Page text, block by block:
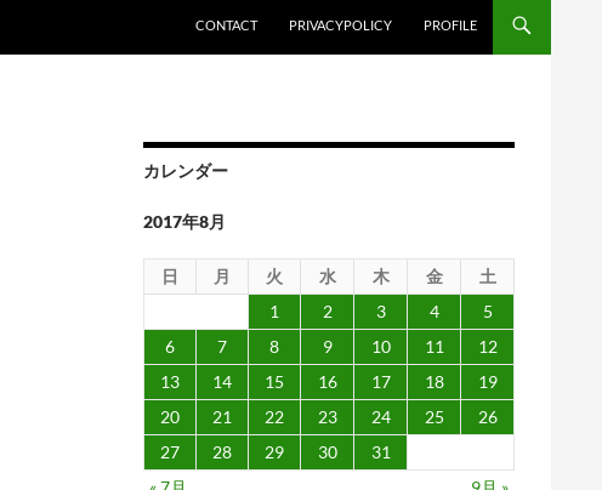
CONTACT
PRIVACYPOLICY PROFILE
カレンダー
2017年8月
日 月 火 水 木 金
土
1
2 3 4
5
6
7 8 9 10 11
12
13
14 15 16 17 18
19
20
21 22 23 24 25
26
27
28 29 30
31